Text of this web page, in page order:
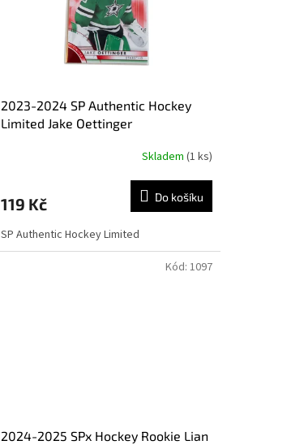
2023-2024 SP Authentic Hockey
Limited Jake Oettinger
Skladem (1 ks)
119 Kč Do košíku
SP Authentic Hockey Limited
2024-2025 SPx Hockey Rookie Lian
Kód: 1097